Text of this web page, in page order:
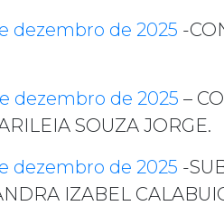
dezembro de 2025 -
dezembro de 2025 –
SOUZA JORGE.
dezembro de 2025 -
IZABEL